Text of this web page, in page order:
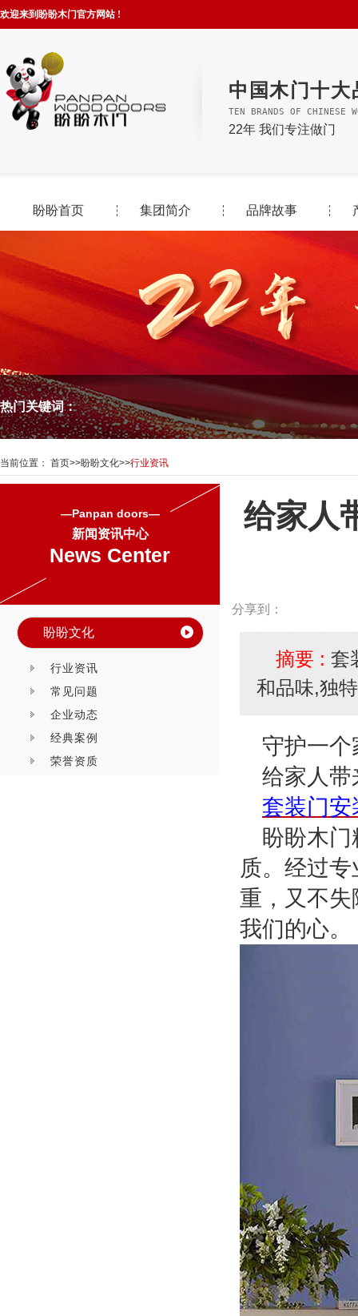
欢迎来到盼盼木门官方网站 !
中国木门十大
TEN BRANDS OF CHINESE
22年 我们专注做门
盼盼首页 集团简介 品牌故事
热门关键词：
当前位置： 首页>>盼盼文化>>行业资讯
—Panpan doors—
新闻资讯中心
News Center
盼盼文化
行业资讯
常见问题
企业动态
经典案例
荣誉资质
给家人
分享到：
摘要 : 套
和品味,独
守护一个
给家人带
套装门安
盼盼木
质。经过
重，又不
我们的心。